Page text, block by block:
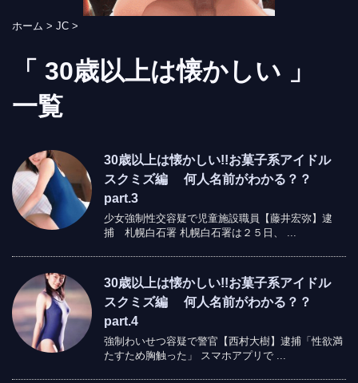
ホーム > JC >
「 30歳以上は懐かしい 」
一覧
30歳以上は懐かしい!!お菓子系アイドル
スクミズ編 何人名前がわかる？？
part.3
少女強制性交容疑で児童施設職員【藤井宏弥】逮
捕 札幌白石署 札幌白石署は２５日、 ...
30歳以上は懐かしい!!お菓子系アイドル
スクミズ編 何人名前がわかる？？
part.4
強制わいせつ容疑で警官【西村大樹】逮捕「性欲満
たすため胸触った」 スマホアプリで ...